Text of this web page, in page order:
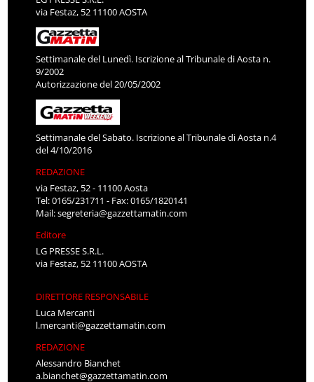
via Festaz, 52 11100 AOSTA
Settimanale del Lunedì. Iscrizione al Tribunale di Aosta n.
9/2002
Autorizzazione del 20/05/2002
Settimanale del Sabato. Iscrizione al Tribunale di Aosta n.4
del 4/10/2016
REDAZIONE
via Festaz, 52 - 11100 Aosta
Tel: 0165/231711 - Fax: 0165/1820141
Mail:segreteria@gazzettamatin.com
Editore
LG PRESSE S.R.L.
via Festaz, 52 11100 AOSTA
DIRETTORE RESPONSABILE
Luca Mercanti
l.mercanti@gazzettamatin.com
REDAZIONE
Alessandro Bianchet
a.bianchet@gazzettamatin.com